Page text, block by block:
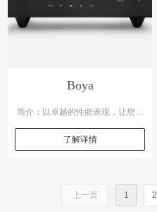
Boya
简介：以卓越的性能表现，让您轻
松买入高保真音频的精彩世界。尽
协。采用优质材料，确保了信号传
了解详情
上一页 1 2